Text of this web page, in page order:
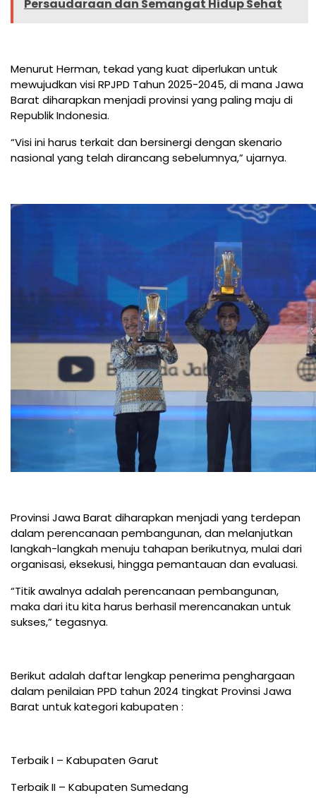
Persaudaraan dan Semangat Hidup Sehat
Menurut Herman, tekad yang kuat diperlukan untuk
mewujudkan visi RPJPD Tahun 2025-2045, di mana Jawa
Barat diharapkan menjadi provinsi yang paling maju di
Republik Indonesia.
“Visi ini harus terkait dan bersinergi dengan skenario
nasional yang telah dirancang sebelumnya,” ujarnya.
Provinsi Jawa Barat diharapkan menjadi yang terdepan
dalam perencanaan pembangunan, dan melanjutkan
langkah-langkah menuju tahapan berikutnya, mulai dari
organisasi, eksekusi, hingga pemantauan dan evaluasi.
“Titik awalnya adalah perencanaan pembangunan,
maka dari itu kita harus berhasil merencanakan untuk
sukses,” tegasnya.
Berikut adalah daftar lengkap penerima penghargaan
dalam penilaian PPD tahun 2024 tingkat Provinsi Jawa
Barat untuk kategori kabupaten :
Terbaik I – Kabupaten Garut
Terbaik II – Kabupaten Sumedang